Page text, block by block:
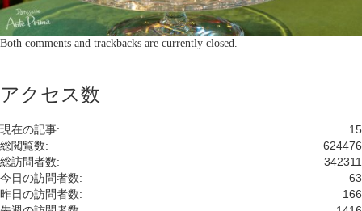
Both comments and trackbacks are currently closed.
アクセス数
15
現在の記事:
624476
総閲覧数:
342311
総訪問者数:
63
今日の訪問者数:
166
昨日の訪問者数: